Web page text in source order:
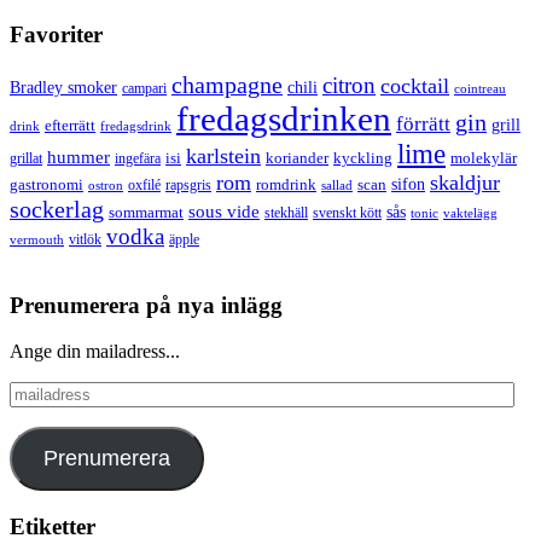
Favoriter
Bradley smoker campari champagne chili citron cocktail cointreau
drink efterrätt fredagsdrink fredagsdrinken förrätt gin grill
grillat hummer ingefära isi karlstein koriander kyckling lime molekylär
gastronomi ostron oxfilé rapsgris rom romdrink sallad scan sifon skaldjur
sockerlag sommarmat sous vide stekhäll svenskt kött sås tonic vaktelägg
vermouth vitlök vodka äpple
Prenumerera på nya inlägg
Ange din mailadress...
mailadress
Prenumerera
Etiketter